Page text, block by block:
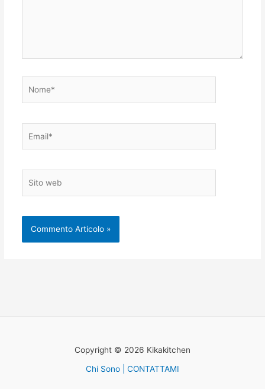
web
Copyright © 2026 Kikakitchen
Chi Sono | CONTATTAMI